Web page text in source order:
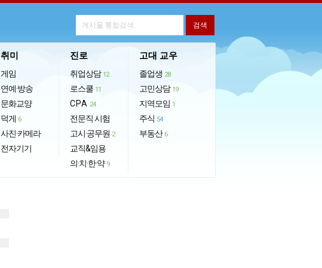
취미
게임
연예·방송
문화교양
덕게 6
사진·카메라
전자기기
진로
취업상담 12
로스쿨 11
CPA 24
전문직 시험
고시·공무원 2
교직&임용
의·치·한·약 9
고대 교우
졸업생 28
고민상담 19
지역모임 1
주식 54
부동산 6